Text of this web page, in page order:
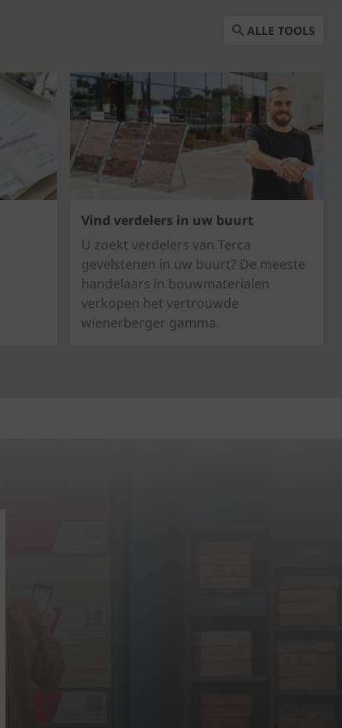
ALLE TOOLS
Vind verdelers in uw buurt
U zoekt verdelers van Terca
gevelstenen in uw buurt? De meeste
handelaars in bouwmaterialen
verkopen het vertrouwde
wienerberger gamma.